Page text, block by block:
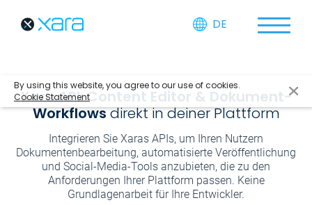
By using this website, you agree to our use of cookies.
Cookie Statement
DE
Xara API: Content Editor & Dokument-
Workflowsdirekt in deiner Plattform
Integrieren Sie Xaras APIs, um Ihren Nutzern
Dokumentenbearbeitung, automatisierte Veröffentlichung
und Social-Media-Tools anzubieten, die zu den
Anforderungen Ihrer Plattform passen. Keine
Grundlagenarbeit für Ihre Entwickler.